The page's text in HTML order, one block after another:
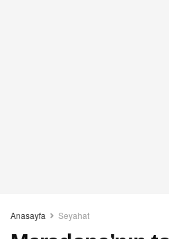
Anasayfa Seyahat